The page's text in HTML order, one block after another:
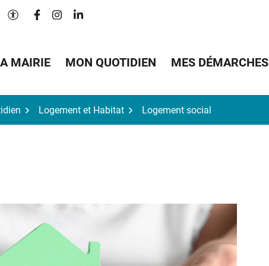
Paramètres d'accessibilité
Lien vers le compte Facebook
Lien vers le compte Instagram
Lien vers le compte Linkedin
MAIRIE MON QUOTIDIEN MES DÉMARCHES
Logement et Habitat Logement social